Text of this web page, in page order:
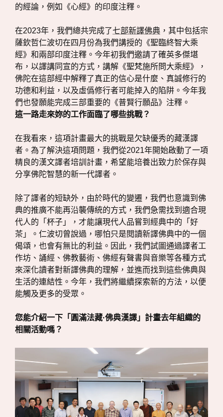
的經論，例如《心經》的印度注釋。
在2023年，我們總共完成了七部新譯佛典 ，其中包括宗
薩欽哲仁波切在四月份為我們講授的《聖臨終智大乘
經》和兩部印度注釋。今年初我們邀請了確英多傑堪
布，以譯講同宣的方式，講解《聖梵施所問大乘經》，
佛陀在這部經中解釋了真正的信心是什麼、真誠修行的
功德和利益，以及虛僞修行者可能掉入的陷阱。今年我
們也發願能完成三部重要的《普賢行願品》注釋。
這一路走來妳的工作面臨了哪些挑戰？
在我看來，這項計畫最大的挑戰是欠缺優秀的藏漢譯
者。為了解決這項問題，我們從2021年開始啟動了一項
精良的漢文譯者培訓計畫，希望能培養出致力於保存與
分享佛陀智慧的新一代譯者。
除了譯者的短缺外，由於時代的變遷，我們也意識到佛
典的推廣不能再沿襲傳統的方式，我們急需找到適合現
代人的「杯子」，才能讓現代人品嘗到經典中的「好
茶」。仁波切曾說過，哪怕只是閱讀新譯佛典中的一個
偈頌，也會有無比的利益。因此，我們試圖通過譯者工
作坊、誦經、佛教藝術、佛經有聲書與音樂等各種方式
來深化讀者對新譯佛典的理解，並進而找到這些佛典與
生活的連結性。今年，我們將繼續探索新的方法，以便
能觸及更多的受眾。
您能介紹一下「圓滿法藏·佛典漢譯」計畫去年組織的
相關活動嗎？